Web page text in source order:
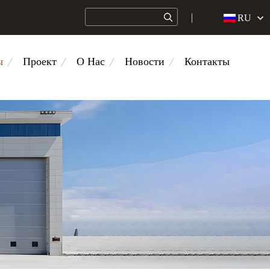
RU
Проект О Нас Новости Контакты